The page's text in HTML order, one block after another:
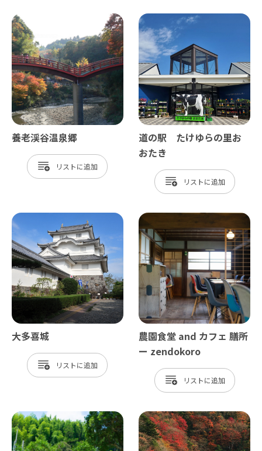
養老渓谷温泉郷
リスト
道の駅 たけゆらの里お
おたき
リスト
大多喜城
リスト
農園食堂 and カフェ 膳所
ー zendokoro
リスト